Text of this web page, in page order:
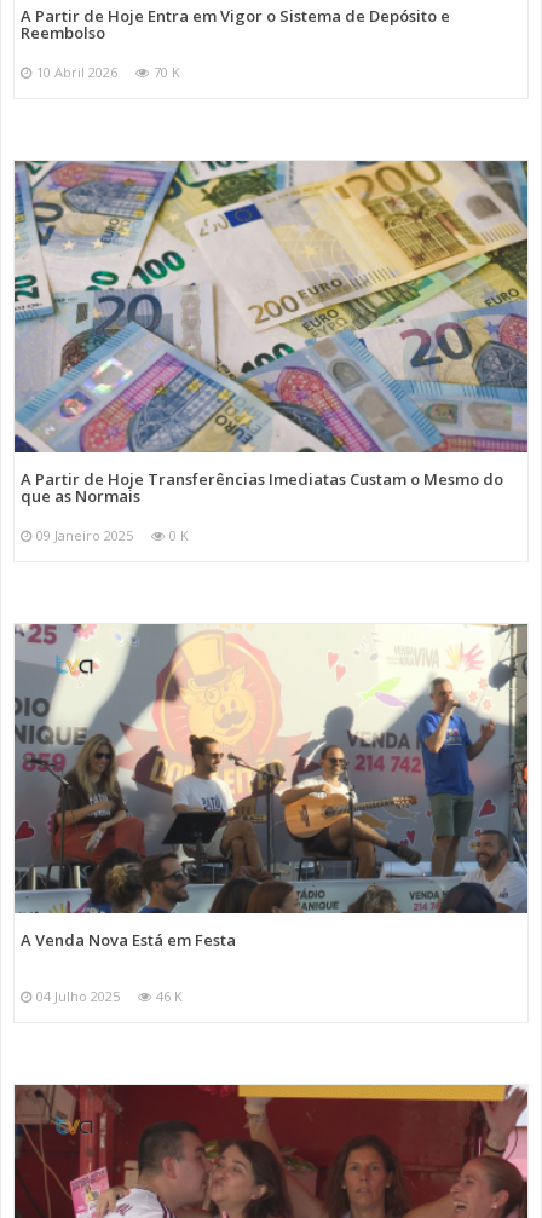
A Partir de Hoje Entra em Vigor o Sistema de Depósito e
Reembolso
10 Abril 2026 70 K
A Partir de Hoje Transferências Imediatas Custam o Mesmo do
que as Normais
09 Janeiro 2025 0 K
A Venda Nova Está em Festa
04 Julho 2025 46 K